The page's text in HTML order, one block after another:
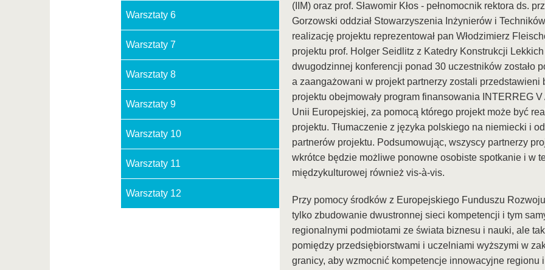
Warsztaty 6
Warsztaty 7
Warsztaty 8
Warsztaty 9
Warsztaty 10
Warsztaty 11
Warsztaty 12
(IIM) oraz prof. Sławomir Kłos - pełnomocnik rektora ds.
Gorzowski oddział Stowarzyszenia Inżynierów i
realizację projektu reprezentował pan Włodzimierz
projektu prof. Holger Seidlitz z Katedry Konstrukcji
dwugodzinnej konferencji ponad 30 uczestników zostało
a zaangażowani w projekt partnerzy zostali przedstawieni
projektu obejmowały program finansowania INTERREG
Unii Europejskiej, za pomocą którego projekt może być
projektu. Tłumaczenie z języka polskiego na niemiecki i
partnerów projektu. Podsumowując, wszyscy partnerzy
wkrótce będzie możliwe ponowne osobiste spotkanie i w
międzykulturowej również vis-à-vis.
Przy pomocy środków z Europejskiego Funduszu
tylko zbudowanie dwustronnej sieci kompetencji i tym
regionalnymi podmiotami ze świata biznesu i nauki, ale
pomiędzy przedsiębiorstwami i uczelniami wyższymi w
granicy, aby wzmocnić kompetencje innowacyjne regionu